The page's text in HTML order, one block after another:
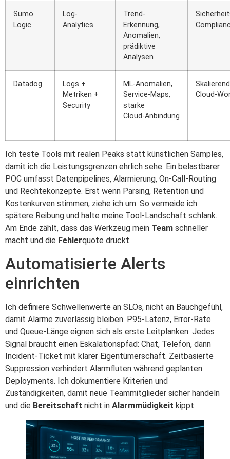
Sumo
Logic
Log-
Analytics
Trend-
Erkennung,
Anomalien,
prädiktive
Analysen
Datadog
Logs +
Metriken +
Security
ML‑Anomalien,
Service‑Maps,
starke
Cloud‑Anbindung
Ich teste Tools mit realen Peaks statt künstlichen Samples,
damit ich die Leistungsgrenzen ehrlich sehe. Ein belastbarer
POC umfasst Datenpipelines, Alarmierung, On‑Call‑Routing
und Rechtekonzepte. Erst wenn Parsing, Retention und
Kostenkurven stimmen, ziehe ich um. So vermeide ich
spätere Reibung und halte meine Tool-Landschaft schlank.
Am Ende zählt, dass das Werkzeug mein Team schneller
macht und die Fehlerquote drückt.
Automatisierte Alerts
einrichten
Ich definiere Schwellenwerte an SLOs, nicht an Bauchgefühl,
damit Alarme zuverlässig bleiben. P95‑Latenz, Error‑Rate
und Queue‑Länge eignen sich als erste Leitplanken. Jedes
Signal braucht einen Eskalationspfad: Chat, Telefon, dann
Incident‑Ticket mit klarer Eigentümerschaft. Zeitbasierte
Suppression verhindert Alarmfluten während geplanten
Deployments. Ich dokumentiere Kriterien und
Zuständigkeiten, damit neue Teammitglieder sicher handeln
und die Bereitschaft nicht in Alarmmüdigkeit kippt.